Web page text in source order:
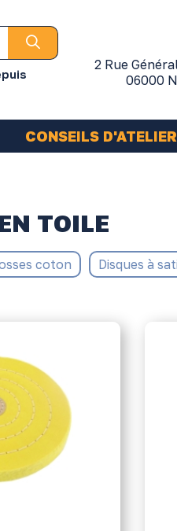
2 Rue
06000
CONSEILS D'ATELIER
TOILE
coton Disques à